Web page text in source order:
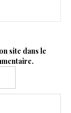
site dans le